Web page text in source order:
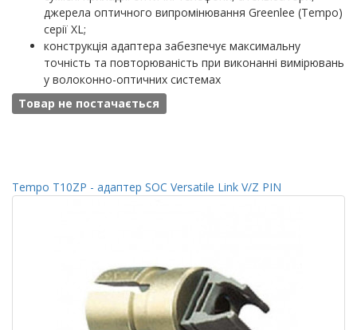
джерела оптичного випромінювання Greenlee (Tempo)
серії XL;
конструкція адаптера забезпечує максимальну
точність та повторюваність при виконанні вимірювань
у волоконно-оптичних системах
Товар не постачається
Tempo T10ZP - адаптер SOC Versatile Link V/Z PIN